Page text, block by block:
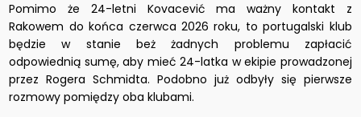
Pomimo że 24-letni Kovacević ma ważny kontakt z
Rakowem do końca czerwca 2026 roku, to portugalski klub
będzie w stanie beż żadnych problemu zapłacić
odpowiednią sumę, aby mieć 24-latka w ekipie prowadzonej
przez Rogera Schmidta. Podobno już odbyły się pierwsze
rozmowy pomiędzy oba klubami.